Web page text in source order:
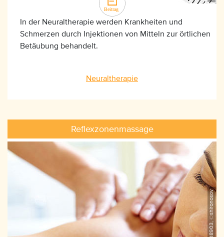
In der Neuraltherapie werden Krankheiten und
Schmerzen durch Injektionen von Mitteln zur örtlichen
Betäubung behandelt.
Neuraltherapie
Reflexzonenmassage